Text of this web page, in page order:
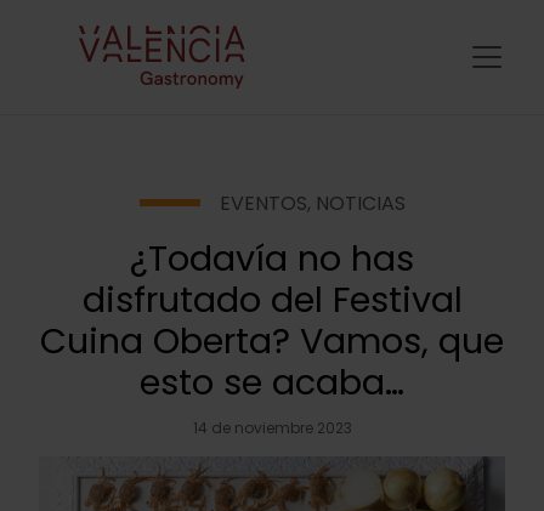
EVENTOS, NOTICIAS
¿Todavía no has
disfrutado del Festival
Cuina Oberta? Vamos, que
esto se acaba…
14 de noviembre 2023